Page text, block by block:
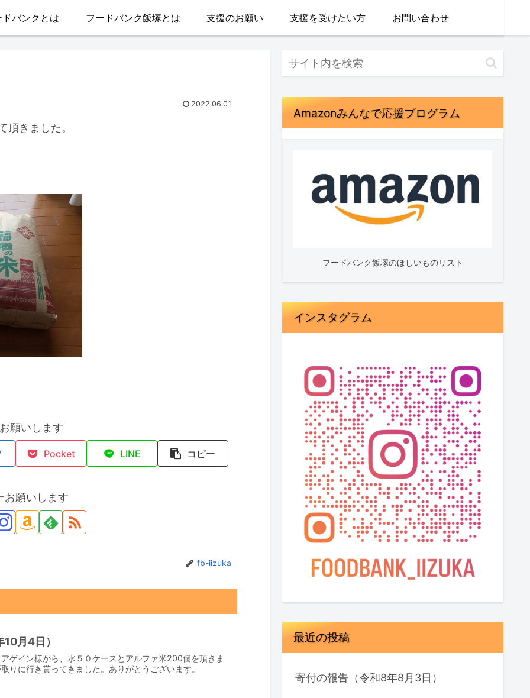
ドバンクとは フードバンク飯塚とは 支援のお願い 支援を受けたい方 お問い合わせ
2022.06.01
きました。
願いします
Pocket LINE コピー
お願いします
fb-iizuka
月4日）
ゲイン様から、水５０ケースとアルファ米200個を頂きま
りに行き貰ってきました。ありがとうございます。
Amazonみんなで応援プログラム
フードバンク飯塚のほしいものリスト
インスタグラム
最近の投稿
寄付の報告（令和8年8月3日）